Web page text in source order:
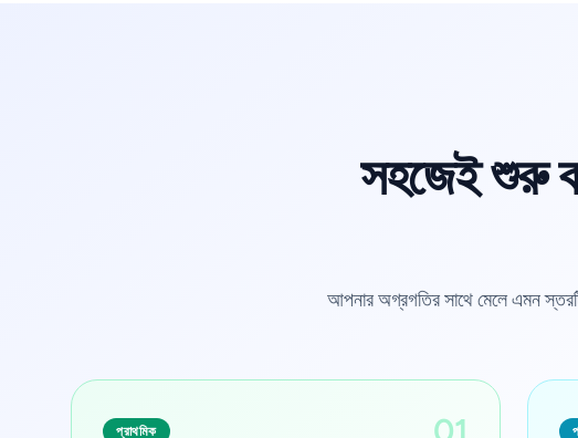
সহজেই শুরু
আপনার অগ্রগতির সাথে মেলে এমন
প্রাথমিক